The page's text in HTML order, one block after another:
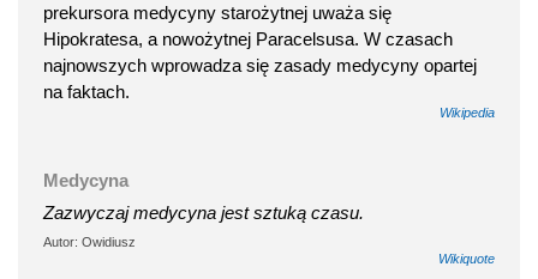
prekursora medycyny starożytnej uważa się
Hipokratesa, a nowożytnej Paracelsusa. W czasach
najnowszych wprowadza się zasady medycyny opartej
na faktach.
Wikipedia
Medycyna
Zazwyczaj medycyna jest sztuką czasu.
Autor: Owidiusz
Wikiquote